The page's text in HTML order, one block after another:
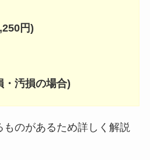
円)
・汚損の場合)
ものがあるため詳しく解説